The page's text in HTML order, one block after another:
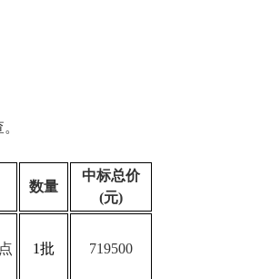
数量
中标总价
(元)
1批 719500